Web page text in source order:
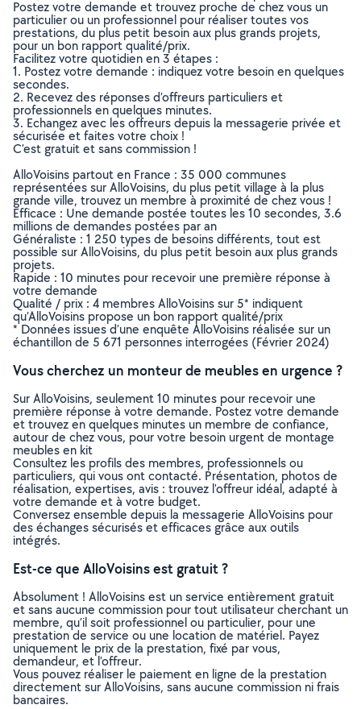
Postez votre demande et trouvez proche de chez vous un
particulier ou un professionnel pour réaliser toutes vos
prestations, du plus petit besoin aux plus grands projets,
pour un bon rapport qualité/prix.
Facilitez votre quotidien en 3 étapes :
1. Postez votre demande : indiquez votre besoin en quelques
secondes.
2. Recevez des réponses d’offreurs particuliers et
professionnels en quelques minutes.
3. Echangez avec les offreurs depuis la messagerie privée et
sécurisée et faites votre choix !
C’est gratuit et sans commission !
AlloVoisins partout en France : 35 000 communes
représentées sur AlloVoisins, du plus petit village à la plus
grande ville, trouvez un membre à proximité de chez vous !
Efficace : Une demande postée toutes les 10 secondes, 3.6
millions de demandes postées par an
Généraliste : 1 250 types de besoins différents, tout est
possible sur AlloVoisins, du plus petit besoin aux plus grands
projets.
Rapide : 10 minutes pour recevoir une première réponse à
votre demande
Qualité / prix : 4 membres AlloVoisins sur 5* indiquent
qu’AlloVoisins propose un bon rapport qualité/prix
* Données issues d’une enquête AlloVoisins réalisée sur un
échantillon de 5 671 personnes interrogées (Février 2024)
Vous cherchez un monteur de meubles en urgence ?
Sur AlloVoisins, seulement 10 minutes pour recevoir une
première réponse à votre demande. Postez votre demande
et trouvez en quelques minutes un membre de confiance,
autour de chez vous, pour votre besoin urgent de montage
meubles en kit
Consultez les profils des membres, professionnels ou
particuliers, qui vous ont contacté. Présentation, photos de
réalisation, expertises, avis : trouvez l'offreur idéal, adapté à
votre demande et à votre budget.
Conversez ensemble depuis la messagerie AlloVoisins pour
des échanges sécurisés et efficaces grâce aux outils
intégrés.
Est-ce que AlloVoisins est gratuit ?
Absolument ! AlloVoisins est un service entièrement gratuit
et sans aucune commission pour tout utilisateur cherchant un
membre, qu’il soit professionnel ou particulier, pour une
prestation de service ou une location de matériel. Payez
uniquement le prix de la prestation, fixé par vous,
demandeur, et l’offreur.
Vous pouvez réaliser le paiement en ligne de la prestation
directement sur AlloVoisins, sans aucune commission ni frais
bancaires.